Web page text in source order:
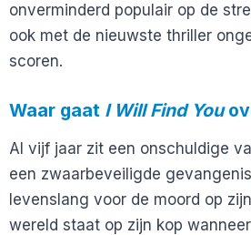
onverminderd populair op de
ook met de nieuwste thriller
scoren.
Waar gaat I Will Find You
Al vijf jaar zit een onschuldige
een zwaarbeveiligde
levenslang voor de moord op
wereld staat op zijn kop